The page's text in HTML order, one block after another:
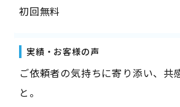
初回無料
実績・お客様の声
ご依頼者の気持ちに寄り添い、共
と。